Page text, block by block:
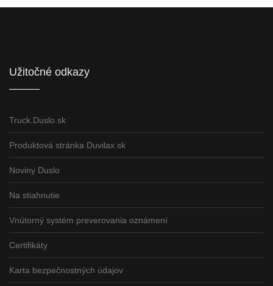
Užitočné odkazy
Truck.Duslo.sk
Produktová stránka Duvilax.sk
Noviny Duslo
Na stiahnutie
Vnútorný systém preverovania oznámení
Certifikáty
Karta bezpečnostných údajov